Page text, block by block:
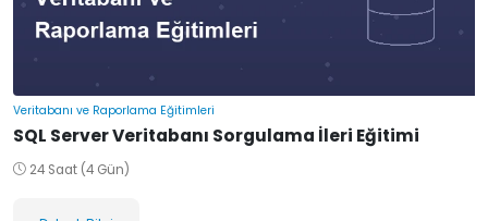
Veritabanı ve Raporlama Eğitimleri
SQL Server Veritabanı Sorgulama İleri Eğitimi
24 Saat (4 Gün)